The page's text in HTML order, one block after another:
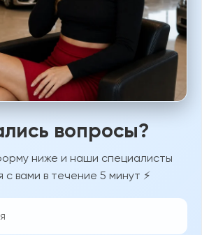
вопросы?
ниже и наши специалисты
с вами в течение 5 минут ⚡